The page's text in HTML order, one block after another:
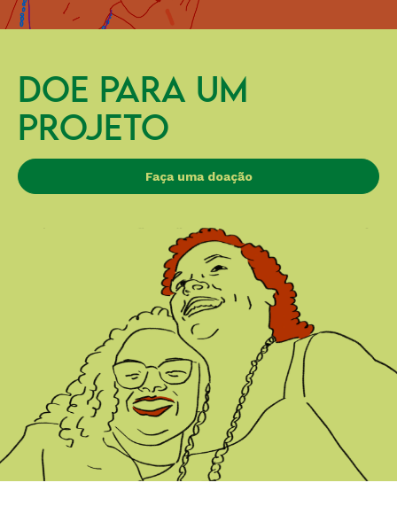
DOE PARA UM
PROJETO
Faça uma doação